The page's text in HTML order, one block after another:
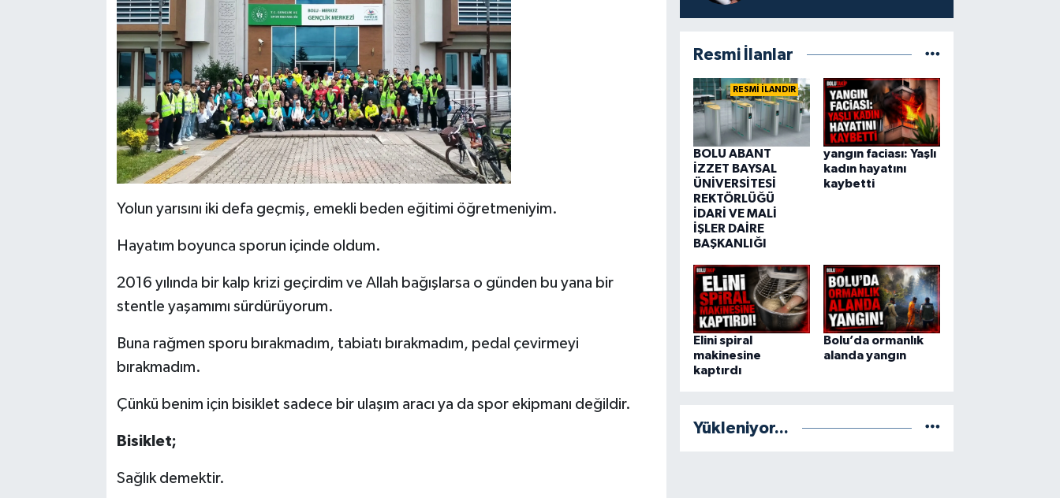
Yolun yarısını iki defa geçmiş, emekli beden eğitimi öğretmeniyim.
Hayatım boyunca sporun içinde oldum.
2016 yılında bir kalp krizi geçirdim ve Allah bağışlarsa o günden bu yana bir
stentle yaşamımı sürdürüyorum.
Buna rağmen sporu bırakmadım, tabiatı bırakmadım, pedal çevirmeyi
bırakmadım.
Çünkü benim için bisiklet sadece bir ulaşım aracı ya da spor ekipmanı değildir.
Bisiklet;
Sağlık demektir.
Resmi İlanlar
RESMİ İLANDIR
BOLU ABANT
İZZET BAYSAL
ÜNİVERSİTESİ
REKTÖRLÜĞÜ
İDARİ VE MALİ
İŞLER DAİRE
BAŞKANLIĞI
yangın faciası: Yaşlı
kadın hayatını
kaybetti
Elini spiral
makinesine
kaptırdı
Bolu’da ormanlık
alanda yangın
Yükleniyor...